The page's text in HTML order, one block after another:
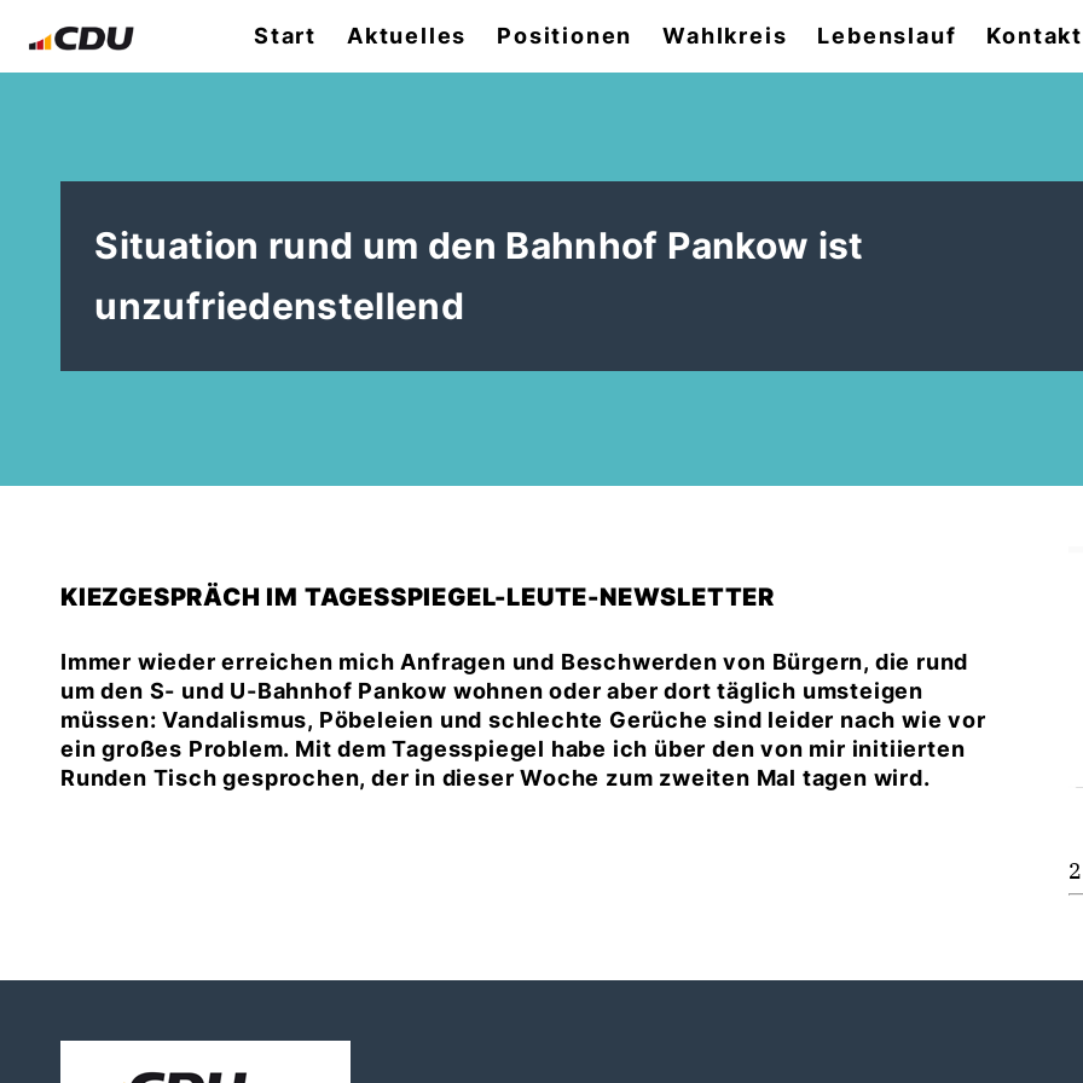
Start Aktuelles Positionen Wahlkreis Lebenslauf Kontakt
Situation rund um den Bahnhof Pankow ist
unzufriedenstellend
KIEZGESPRÄCH IM TAGESSPIEGEL-LEUTE-NEWSLETTER
Immer wieder erreichen mich Anfragen und Beschwerden von Bürgern, die rund
um den S- und U-Bahnhof Pankow wohnen oder aber dort täglich umsteigen
müssen: Vandalismus, Pöbeleien und schlechte Gerüche sind leider nach wie vor
ein großes Problem. Mit dem Tagesspiegel habe ich über den von mir initiierten
Runden Tisch gesprochen, der in dieser Woche zum zweiten Mal tagen wird.